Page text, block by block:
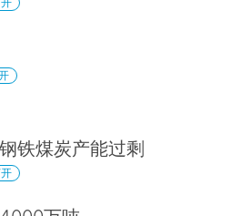
铁煤炭产能过剩